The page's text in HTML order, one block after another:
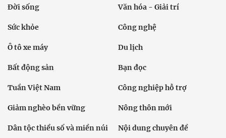
Đời sống Văn hóa - Giải trí
Sức khỏe Công nghệ
Ô tô xe máy Du lịch
Bất động sản Bạn đọc
Tuần Việt Nam Công nghiệp hỗ trợ
Giảm nghèo bền vững Nông thôn mới
Dân tộc thiểu số và miền núi Nội dung chuyên đề